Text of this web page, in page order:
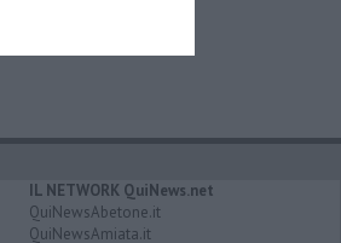
IL NETWORK QuiNews.net
QuiNewsAbetone.it
QuiNewsAmiata.it